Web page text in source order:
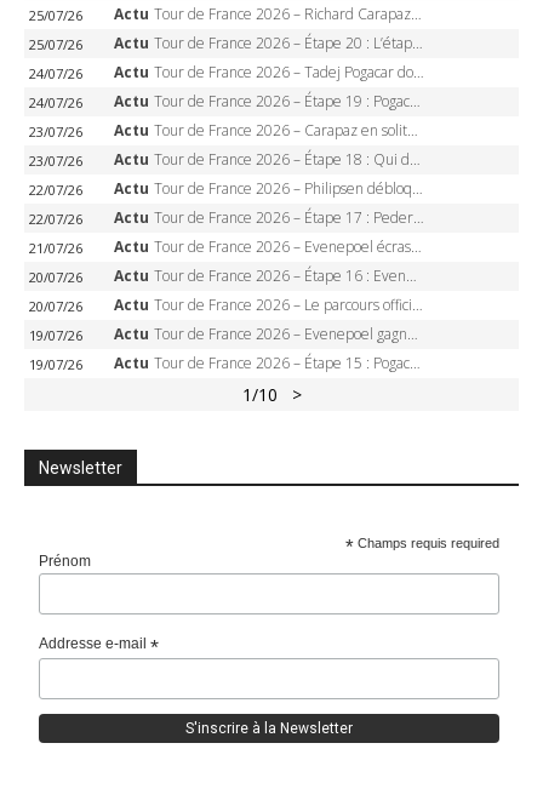
25/07/26 Actu Tour de France 2026 – Richard Carapaz roi des Alpes, doublé et maillot à pois, Seixas perd le podium
25/07/26 Actu Tour de France 2026 – Étape 20 : L’étape reine, Galibier, Sarenne, Alpe d’Huez, qui succédera à Pogacar ?
24/07/26 Actu Tour de France 2026 – Tadej Pogacar dompte l’Alpe d’Huez, 5e victoire, record de Pantani pulvérisé
24/07/26 Actu Tour de France 2026 – Étape 19 : Pogacar peut-il enfin dompter l’Alpe d’Huez ?
23/07/26 Actu Tour de France 2026 – Carapaz en solitaire à Orcières-Merlette, Paret-Peintre à un point du maillot à pois
23/07/26 Actu Tour de France 2026 – Étape 18 : Qui domptera Orcières-Merlette, première marche vers l’Alpe d’Huez ?
22/07/26 Actu Tour de France 2026 – Philipsen débloque son compteur à Voiron, Pedersen en danger pour le maillot vert
22/07/26 Actu Tour de France 2026 – Étape 17 : Pedersen peut-il verrouiller le maillot vert à Voiron ?
21/07/26 Actu Tour de France 2026 – Evenepoel écrase le chrono d’Évian, Seixas 4e, Lipowitz abandonne
20/07/26 Actu Tour de France 2026 – Étape 16 : Evenepoel, Pogacar, Ganna… qui domptera le chrono d’Évian pour redessiner le podium ?
20/07/26 Actu Tour de France 2026 – Le parcours officiel complet : 21 étapes, profils, carte et dates
19/07/26 Actu Tour de France 2026 – Evenepoel gagne à Solaison, Vingegaard abandonne, Pogacar toujours en jaune
19/07/26 Actu Tour de France 2026 – Étape 15 : Pogacar peut-il enchaîner au Plateau de Solaison, Seixas viser le podium ?
1/10 >
Newsletter
* Champs requis required
Prénom
Addresse e-mail*